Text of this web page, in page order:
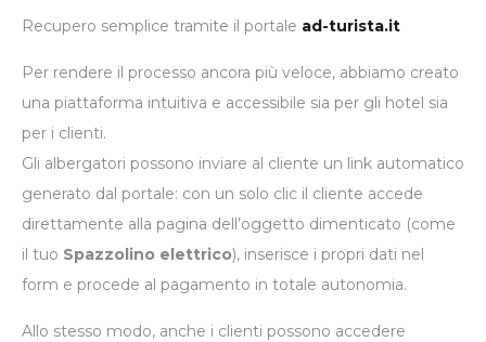
Recupero semplice tramite il portale ad-turista.it
Per rendere il processo ancora più veloce, abbiamo creato
una piattaforma intuitiva e accessibile sia per gli hotel sia
per i clienti.
Gli albergatori possono inviare al cliente un link automatico
generato dal portale: con un solo clic il cliente accede
direttamente alla pagina dell’oggetto dimenticato (come
il tuo Spazzolino elettrico), inserisce i propri dati nel
form e procede al pagamento in totale autonomia.
Allo stesso modo, anche i clienti possono accedere